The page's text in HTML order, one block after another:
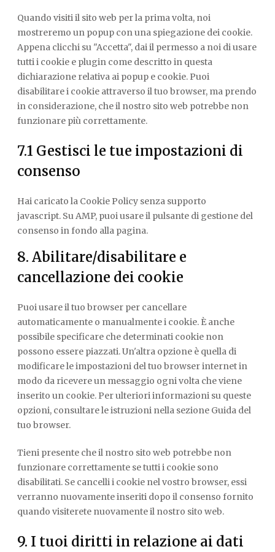
VARIE
Quando visiti il sito web per la prima volta, noi
mostreremo un popup con una spiegazione dei cookie.
Appena clicchi su "Accetta", dai il permesso a noi di usare
tutti i cookie e plugin come descritto in questa
dichiarazione relativa ai popup e cookie. Puoi
disabilitare i cookie attraverso il tuo browser, ma prendo
in considerazione, che il nostro sito web potrebbe non
funzionare più correttamente.
7.1 Gestisci le tue impostazioni di
consenso
Hai caricato la Cookie Policy senza supporto
javascript. Su AMP, puoi usare il pulsante di gestione del
consenso in fondo alla pagina.
8. Abilitare/disabilitare e
cancellazione dei cookie
Puoi usare il tuo browser per cancellare
automaticamente o manualmente i cookie. È anche
possibile specificare che determinati cookie non
possono essere piazzati. Un'altra opzione è quella di
modificare le impostazioni del tuo browser internet in
modo da ricevere un messaggio ogni volta che viene
inserito un cookie. Per ulteriori informazioni su queste
opzioni, consultare le istruzioni nella sezione Guida del
tuo browser.
Tieni presente che il nostro sito web potrebbe non
funzionare correttamente se tutti i cookie sono
disabilitati. Se cancelli i cookie nel vostro browser, essi
verranno nuovamente inseriti dopo il consenso fornito
quando visiterete nuovamente il nostro sito web.
9. I tuoi diritti in relazione ai dati